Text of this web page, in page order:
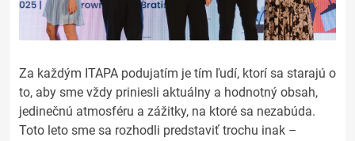
Za každým ITAPA podujatím je tím ľudí, ktorí sa starajú o
to, aby sme vždy priniesli aktuálny a hodnotný obsah,
jedinečnú atmosféru a zážitky, na ktoré sa nezabúda.
Toto leto sme sa rozhodli predstaviť trochu inak –